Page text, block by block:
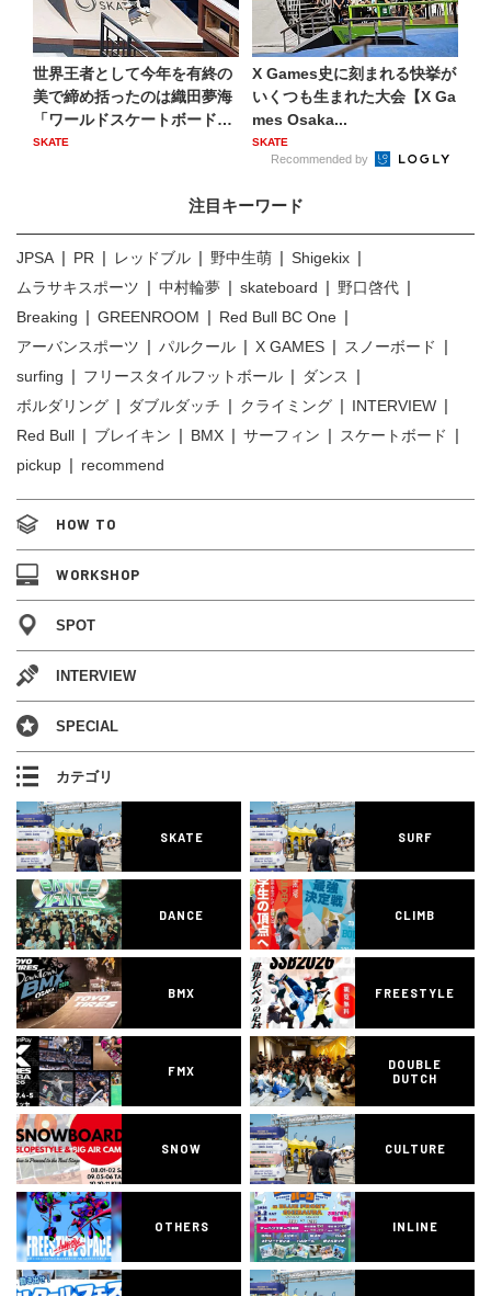
世界王者として今年を有終の
美で締め括ったのは織田夢海
「ワールドスケートボードス
ト...
SKATE
X Games史に刻まれる快挙が
いくつも生まれた大会【X Ga
mes Osaka...
SKATE
Recommended by
注目キーワード
JPSA PR レッドブル 野中生萌
Shigekix
ムラサキスポーツ
中村輪夢 skateboard
野口啓代
Breaking
GREENROOM
Red Bull BC One
アーバンスポーツ
パルクール X GAMES
スノーボード
surfing
フリースタイルフットボール
ダンス
ボルダリング
ダブルダッチ クライミング
INTERVIEW
Red Bull
ブレイキン BMX サーフィン
スケートボード
pickup
recommend
HOW TO
WORKSHOP
SPOT
INTERVIEW
SPECIAL
カテゴリ
SKATE SURF
DANCE CLIMB
BMX FREESTYLE
FMX
DOUBLE
DUTCH
SNOW CULTURE
OTHERS INLINE